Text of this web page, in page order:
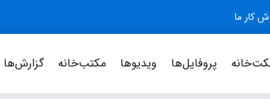
کار ما
پروفایل‌ها ویدیو‌ها مکتب‌خانه گزارش‌ها